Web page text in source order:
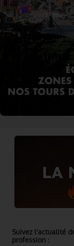
Suivez l'actualité
profession :